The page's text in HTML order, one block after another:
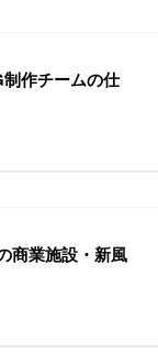
作チームの仕
商業施設・新風